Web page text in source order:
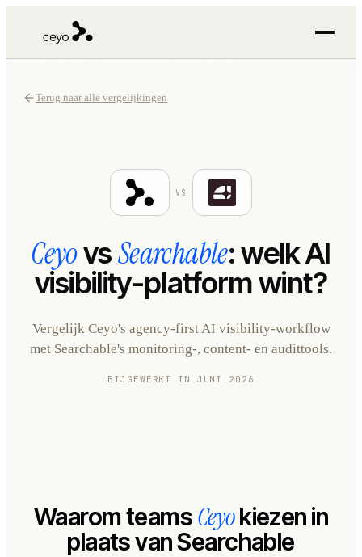
Terug naar alle vergelijkingen
VS
CeyovsSearchable: welk AI
visibility-platform wint?
Vergelijk Ceyo's agency-first AI visibility-workflow
met Searchable's monitoring-, content- en audittools.
BIJGEWERKT IN JUNI 2026
Waarom teamsCeyokiezen in
plaats van Searchable